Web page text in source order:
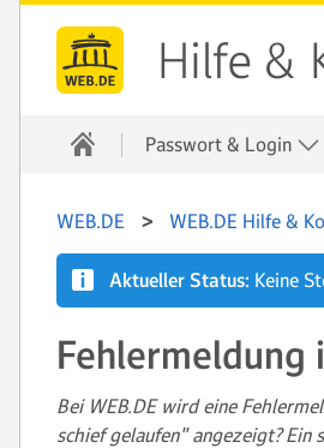
Hilfe &
Passwort & Login
WEB.DE WEB.DE Hilfe &
Aktueller Status: Keine
Fehlermeldung
Bei WEB.DE wird eine
schief gelaufen" angezeigt?